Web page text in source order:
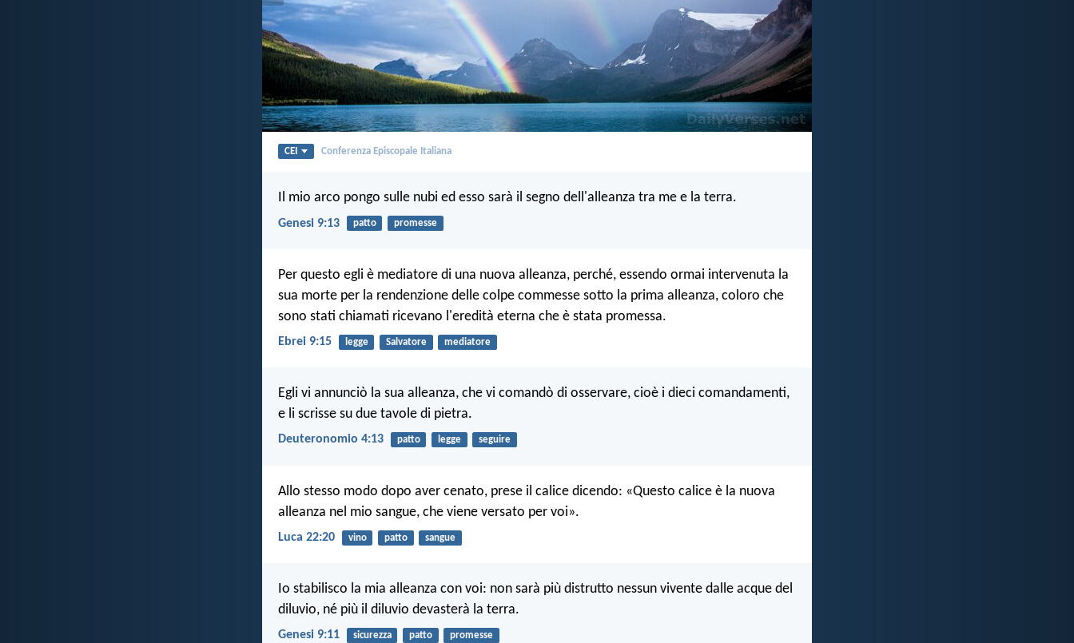
CEI Conferenza Episcopale Italiana
Il mio arco pongo sulle nubi ed esso sarà il segno dell'alleanza tra me e la terra.
Genesi 9:13 patto promesse
Per questo egli è mediatore di una nuova alleanza, perché, essendo ormai intervenuta la
sua morte per la rendenzione delle colpe commesse sotto la prima alleanza, coloro che
sono stati chiamati ricevano l'eredità eterna che è stata promessa.
Ebrei 9:15 legge Salvatore mediatore
Egli vi annunciò la sua alleanza, che vi comandò di osservare, cioè i dieci comandamenti,
e li scrisse su due tavole di pietra.
Deuteronomio 4:13 patto legge seguire
Allo stesso modo dopo aver cenato, prese il calice dicendo: «Questo calice è la nuova
alleanza nel mio sangue, che viene versato per voi».
Luca 22:20 vino patto sangue
Io stabilisco la mia alleanza con voi: non sarà più distrutto nessun vivente dalle acque del
diluvio, né più il diluvio devasterà la terra.
Genesi 9:11 sicurezza patto promesse